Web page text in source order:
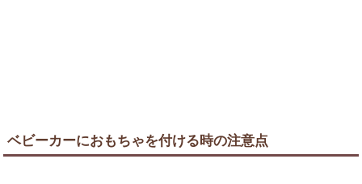
ベビーカーにおもちゃを付ける時の注意点